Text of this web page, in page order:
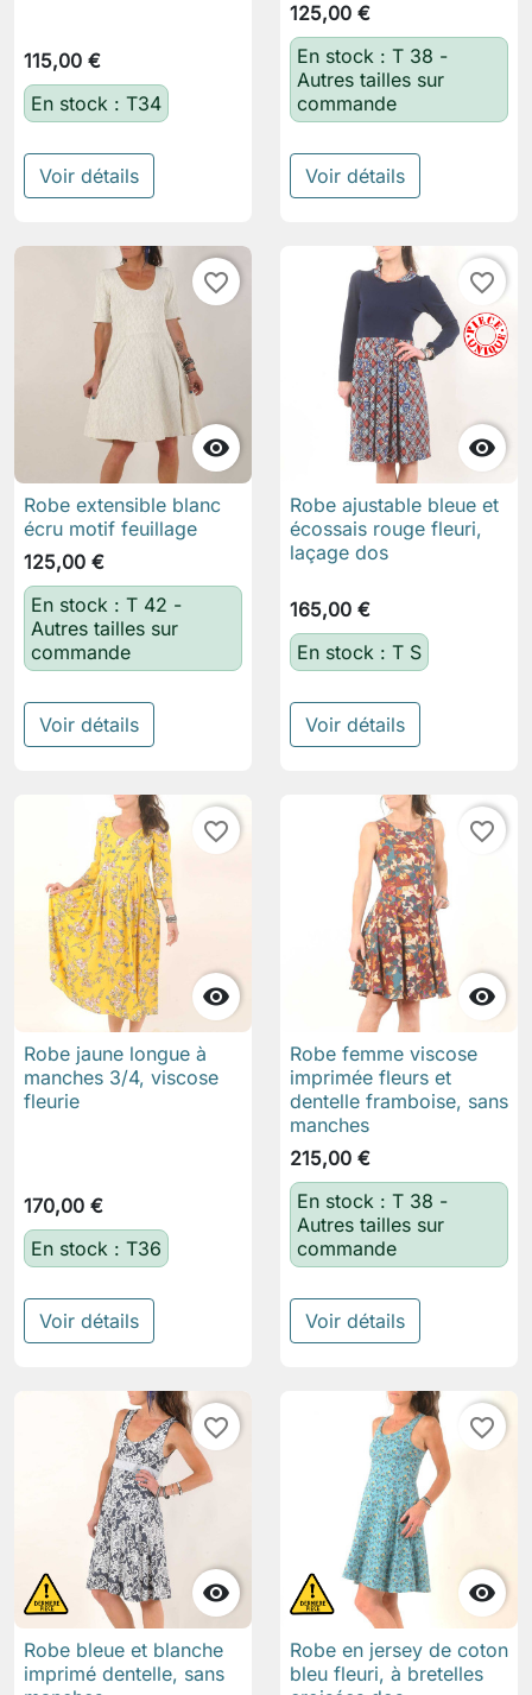
115,00 €
En stock : T34
Voir détails
125,00 €
En stock : T 38 -
Autres tailles sur
commande
Voir détails

favorite_border
Robe extensible blanc
écru motif feuillage
125,00 €
En stock : T 42 -
Autres tailles sur
commande
Voir détails

favorite_border
Robe ajustable bleue et
écossais rouge fleuri,
laçage dos
165,00 €
En stock : T S
Voir détails

favorite_border
Robe jaune longue à
manches 3/4, viscose
fleurie
170,00 €
En stock : T36
Voir détails

favorite_border
Robe femme viscose
imprimée fleurs et
dentelle framboise, sans
manches
215,00 €
En stock : T 38 -
Autres tailles sur
commande
Voir détails

favorite_border
Robe bleue et blanche
imprimé dentelle, sans

favorite_border
Robe en jersey de coton
bleu fleuri, à bretelles